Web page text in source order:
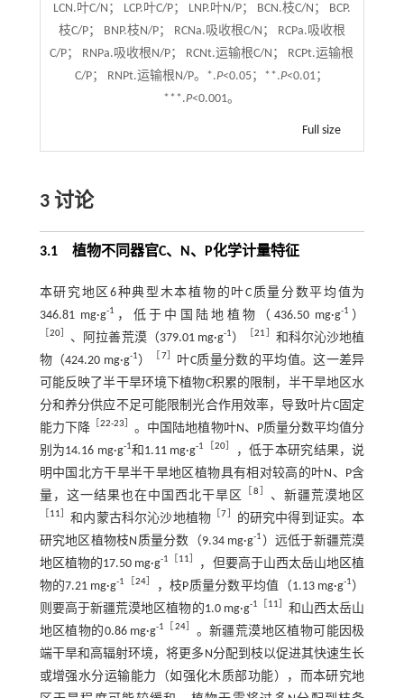
LCN.叶C/N； LCP.叶C/P； LNP.叶N/P； BCN.枝C/N； BCP.
枝C/P； BNP.枝N/P； RCNa.吸收根C/N； RCPa.吸收根
C/P； RNPa.吸收根N/P； RCNt.运输根C/N； RCPt.运输根
C/P； RNPt.运输根N/P。*.P<0.05；**.P<0.01；
***.P<0.001。
Full size
3讨论
3.1植物不同器官C、 N、 P化学计量特征
本研究地区6种典型木本植物的叶C质量分数平均值为
346.81 mg·g-1 ，低于中国陆地植物（436.50 mg·g-1 ）
［20］ 、阿拉善荒漠（379.01 mg·g-1） ［21］ 和科尔沁沙地植
物（424.20 mg·g-1） ［7］ 叶C质量分数的平均值。这一差异
可能反映了半干旱环境下植物C积累的限制，半干旱地区水
分和养分供应不足可能限制光合作用效率，导致叶片C固定
能力下降［22-23］ 。中国陆地植物叶N、P质量分数平均值分
别为14.16 mg·g-1和1.11 mg·g-1［20］
，低于本研究结果，说
明中国北方干旱半干旱地区植物具有相对较高的叶N、P含
量，这一结果也在中国西北干旱区
［8］ 、新疆荒漠地区
［11］和内蒙古科尔沁沙地植物 ［7］
的研究中得到证实。本
研究地区植物枝N质量分数（9.34 mg·g-1 ）远低于新疆荒漠
地区植物的17.50 mg·g-1［11］
，但要高于山西太岳山地区植
物的7.21 mg·g-1［24］ ，枝P质量分数平均值（1.13 mg·g-1）
则要高于新疆荒漠地区植物的1.0 mg·g-1［11］ 和山西太岳山
地区植物的0.86 mg·g-1［24］ 。新疆荒漠地区植物可能因极
端干旱和高辐射环境，将更多N分配到枝以促进其快速生长
或增强水分运输能力（如强化木质部功能），而本研究地